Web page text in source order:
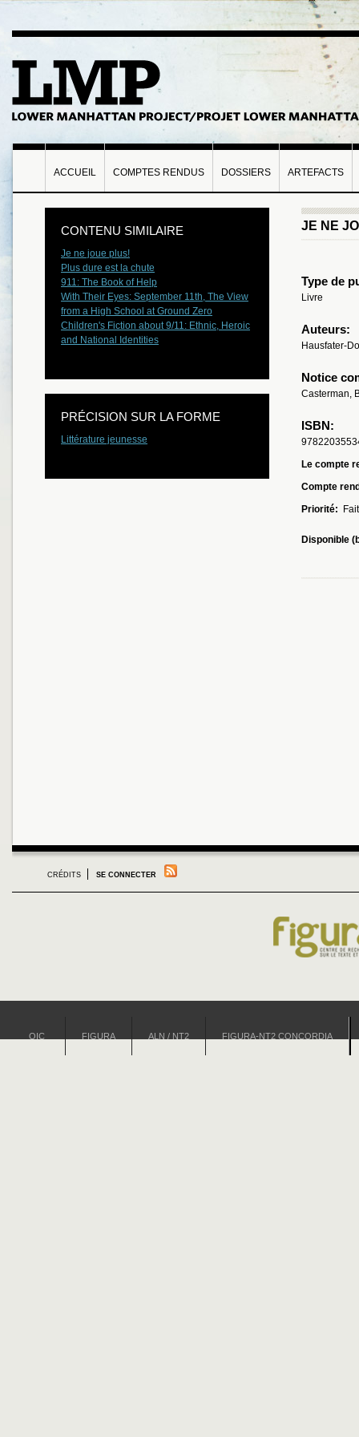
ACCUEIL COMPTES RENDUS DOSSIERS ARTEFACTS
JE NE
Type de
Livre
Auteurs:
Hausfater-
Notice
Casterman,
ISBN:
Le compte
Compte
Priorité:
Fait
Disponible
CONTENU SIMILAIRE
Je ne joue plus!
Plus dure est la chute
911: The Book of Help
With Their Eyes: September 11th, The View
from a High School at Ground Zero
Children's Fiction about 9/11: Ethnic, Heroic
and National Identities
PRÉCISION SUR LA FORME
Littérature jeunesse
CRÉDITS SE CONNECTER
OIC FIGURA ALN / NT2 FIGURA-NT2 CONCORDIA